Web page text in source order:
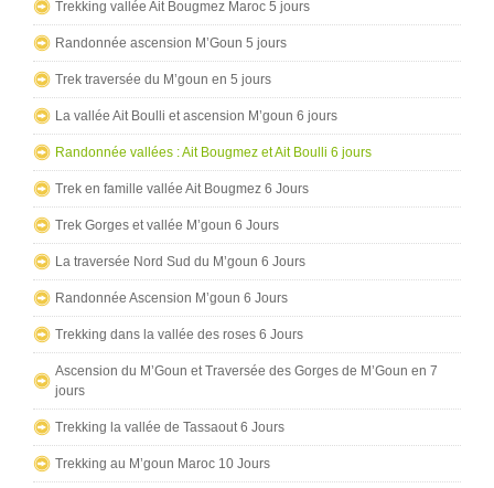
Trekking vallée Ait Bougmez Maroc 5 jours
Randonnée ascension M’Goun 5 jours
Trek traversée du M’goun en 5 jours
La vallée Ait Boulli et ascension M’goun 6 jours
Randonnée vallées : Ait Bougmez et Ait Boulli 6 jours
Trek en famille vallée Ait Bougmez 6 Jours
Trek Gorges et vallée M’goun 6 Jours
La traversée Nord Sud du M’goun 6 Jours
Randonnée Ascension M’goun 6 Jours
Trekking dans la vallée des roses 6 Jours
Ascension du M’Goun et Traversée des Gorges de M’Goun en 7
jours
Trekking la vallée de Tassaout 6 Jours
Trekking au M’goun Maroc 10 Jours